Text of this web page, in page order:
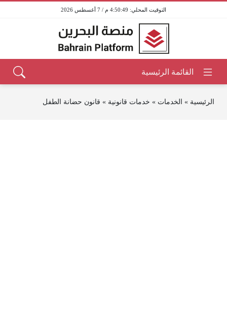
4:50:49 م / 7 أغسطس 2026
الرئيسية » الخدمات » خدمات قانونية » قانون حضانة الطفل